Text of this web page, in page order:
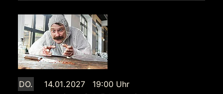
DO.
14.01.2027 19:00 Uhr